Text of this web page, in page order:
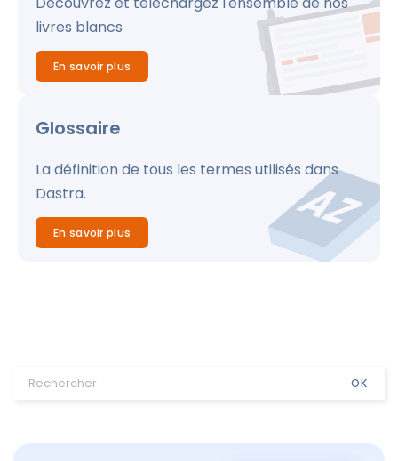
livres blancs
En savoir plus
Glossaire
La définition de tous les termes utilisés dans
Dastra.
En savoir plus
OK